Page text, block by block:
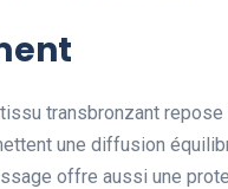
transbronzant
une diffusion
offre aussi une